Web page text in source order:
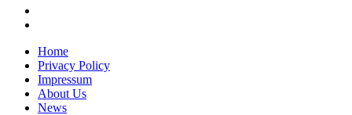
Home
Privacy Policy
Impressum
About Us
News